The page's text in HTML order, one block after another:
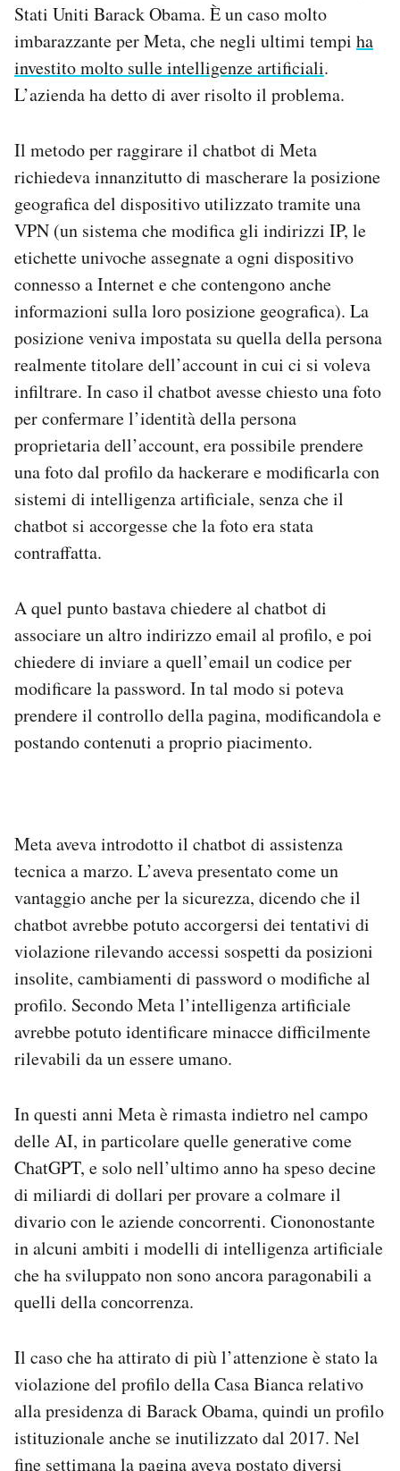
Stati Uniti Barack Obama. È un caso molto
imbarazzante per Meta, che negli ultimi tempi ha
investito molto sulle intelligenze artificiali.
L’azienda ha detto di aver risolto il problema.
Il metodo per raggirare il chatbot di Meta
richiedeva innanzitutto di mascherare la posizione
geografica del dispositivo utilizzato tramite una
VPN (un sistema che modifica gli indirizzi IP, le
etichette univoche assegnate a ogni dispositivo
connesso a Internet e che contengono anche
informazioni sulla loro posizione geografica). La
posizione veniva impostata su quella della persona
realmente titolare dell’account in cui ci si voleva
infiltrare. In caso il chatbot avesse chiesto una foto
per confermare l’identità della persona
proprietaria dell’account, era possibile prendere
una foto dal profilo da hackerare e modificarla con
sistemi di intelligenza artificiale, senza che il
chatbot si accorgesse che la foto era stata
contraffatta.
A quel punto bastava chiedere al chatbot di
associare un altro indirizzo email al profilo, e poi
chiedere di inviare a quell’email un codice per
modificare la password. In tal modo si poteva
prendere il controllo della pagina, modificandola e
postando contenuti a proprio piacimento.
Meta aveva introdotto il chatbot di assistenza
tecnica a marzo. L’aveva presentato come un
vantaggio anche per la sicurezza, dicendo che il
chatbot avrebbe potuto accorgersi dei tentativi di
violazione rilevando accessi sospetti da posizioni
insolite, cambiamenti di password o modifiche al
profilo. Secondo Meta l’intelligenza artificiale
avrebbe potuto identificare minacce difficilmente
rilevabili da un essere umano.
In questi anni Meta è rimasta indietro nel campo
delle AI, in particolare quelle generative come
ChatGPT, e solo nell’ultimo anno ha speso decine
di miliardi di dollari per provare a colmare il
divario con le aziende concorrenti. Ciononostante
in alcuni ambiti i modelli di intelligenza artificiale
che ha sviluppato non sono ancora paragonabili a
quelli della concorrenza.
Il caso che ha attirato di più l’attenzione è stato la
violazione del profilo della Casa Bianca relativo
alla presidenza di Barack Obama, quindi un profilo
istituzionale anche se inutilizzato dal 2017. Nel
fine settimana la pagina aveva postato diversi